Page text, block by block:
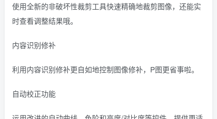
使用全新的非破坏性裁剪工具快速精确地裁剪图像，还能实
时查看调整结果哦。
内容识别修补
利用内容识别修补更自如地控制图像修补，P图更省事啦。
自动校正功能